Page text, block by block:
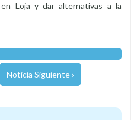
Loja y dar alternativas a la
Noticia Siguiente ›